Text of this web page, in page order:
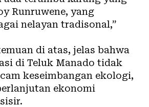
Runruwene, yang
nelayan tradisonal,”
di atas, jelas bahwa
di Teluk Manado tidak
keseimbangan ekologi,
ekonomi